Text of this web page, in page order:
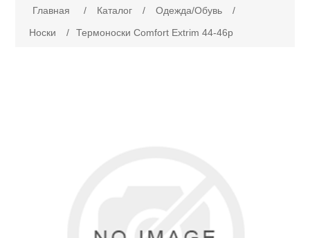
Каталог
Главная / Каталог / Одежда/Обувь
/
Носки
/ Термоноски Comfort Extrim 44-46р